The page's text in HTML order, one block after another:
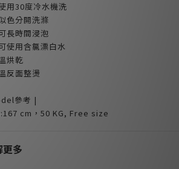
用30度冷水機洗
色分開洗滌
長時間浸泡
使用含氯漂白水
烘乾
反面整燙
參考 |
cm，50 KG, Free size
更多